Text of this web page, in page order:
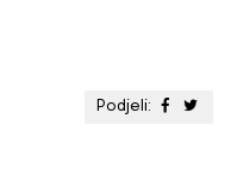
Podjeli: